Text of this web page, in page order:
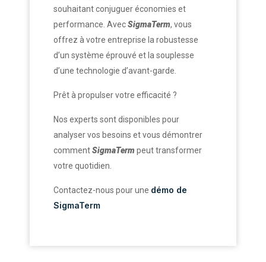
souhaitant conjuguer économies et
performance. AvecSigmaTerm, vous
offrez à votre entreprise la robustesse
d’un système éprouvé et la souplesse
d’une technologie d’avant-garde.
Prêt à propulser votre efficacité ?
Nos experts sont disponibles pour
analyser vos besoins et vous démontrer
commentSigmaTerm peut transformer
votre quotidien.
Contactez-nous pour une démo de
SigmaTerm